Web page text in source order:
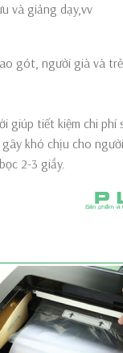
và giảng dạy,vv
gót, người già và
giúp tiết kiệm chi phí
khó chịu cho
2-3 giầy.